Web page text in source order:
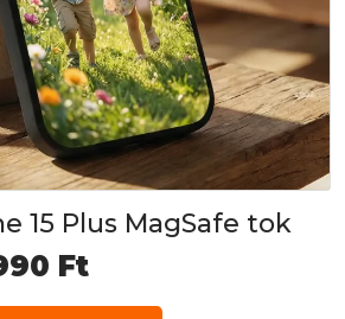
15 Plus MagSafe tok
Ft